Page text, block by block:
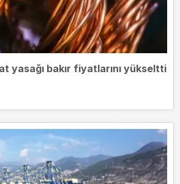
yasağı bakır fiyatlarını yükseltti